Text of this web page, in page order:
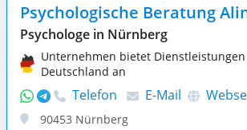
Psychologische Beratung
Psychologe in Nürnberg
Unternehmen bietet
Deutschland an
Telefon E-Mail
90453 Nürnberg